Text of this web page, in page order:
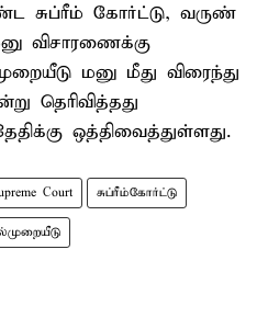
சுப்ரீம் கோர்ட்டு, வருண்
விசாரணைக்கு
மனு மீது விரைந்து
தெரிவித்தது
ஒத்திவைத்துள்ளது.
Court சுப்ரீம்கோர்ட்டு